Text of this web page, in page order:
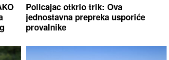
Policajac otkrio trik: Ova
jednostavna prepreka usporiće
provalnike